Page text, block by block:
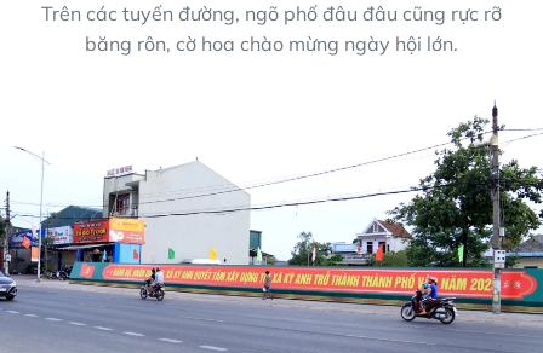
Trên các tuyến đường, ngõ phố đâu đâu cũng rực rỡ
băng rôn, cờ hoa chào mừng ngày hội lớn.